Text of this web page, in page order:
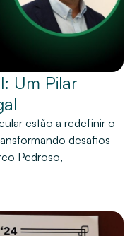
Um Pilar
estão a redefinir o
desafios
Pedroso,